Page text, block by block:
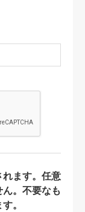
ます。任意
。不要なも
。